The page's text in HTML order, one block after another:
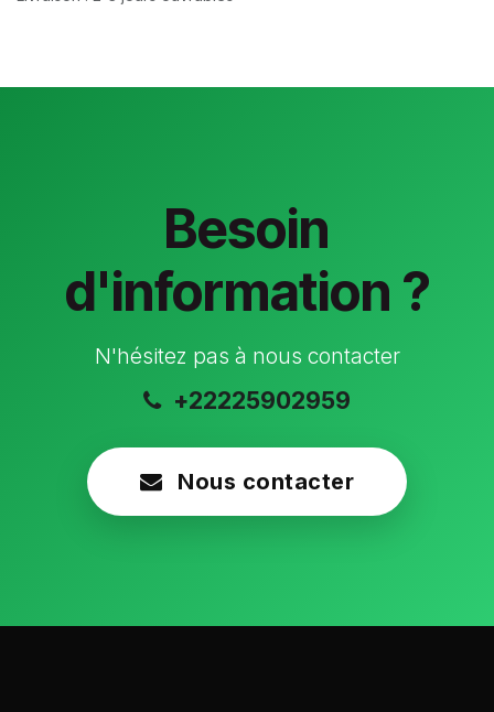
Besoin
d'information ?
N'hésitez pas à nous contacter
+22225902959
Nous contacter